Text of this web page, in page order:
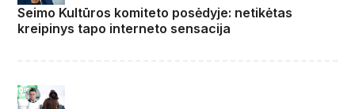
Seimo Kultūros komiteto posėdyje: netikėtas
kreipinys tapo interneto sensacija